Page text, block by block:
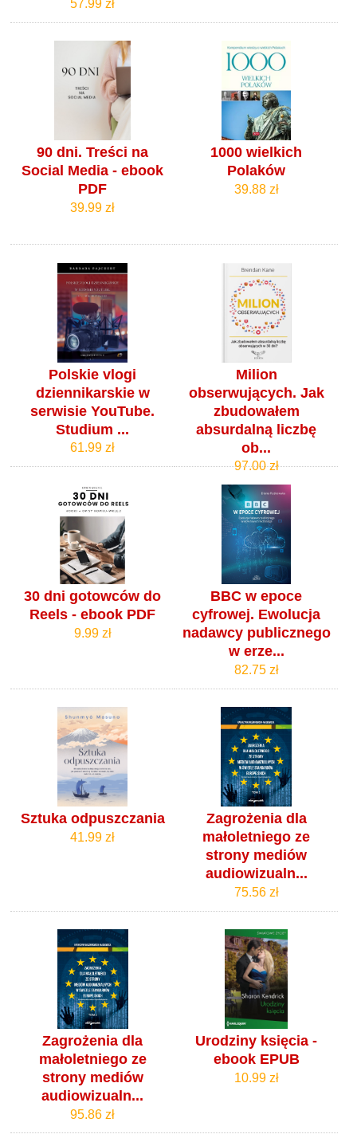
57.99 zł
90 dni. Treści na
Social Media - ebook
PDF
39.99 zł
1000 wielkich
Polaków
39.88 zł
Polskie vlogi
dziennikarskie w
serwisie YouTube.
Studium ...
61.99 zł
Milion
obserwujących. Jak
zbudowałem
absurdalną liczbę
ob...
97.00 zł
30 dni gotowców do
Reels - ebook PDF
9.99 zł
BBC w epoce
cyfrowej. Ewolucja
nadawcy publicznego
w erze...
82.75 zł
Sztuka odpuszczania
41.99 zł
Zagrożenia dla
małoletniego ze
strony mediów
audiowizualn...
75.56 zł
Zagrożenia dla
małoletniego ze
strony mediów
audiowizualn...
95.86 zł
Urodziny księcia -
ebook EPUB
10.99 zł